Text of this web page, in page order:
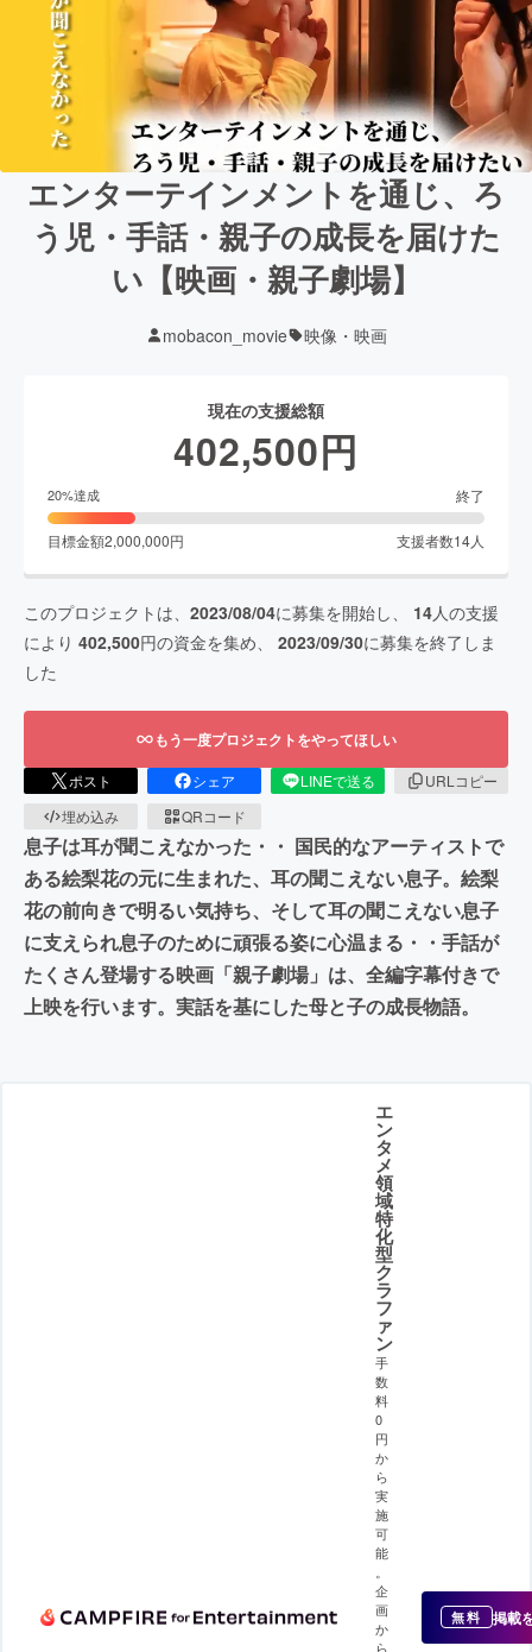
エンターテインメントを通じ、ろ
う児・手話・親子の成長を届けた
い【映画・親子劇場】
mobacon_movie 映像・映画
現在の支援総額
402,500円
20%達成 終了
目標金額2,000,000円 支援者数14人
このプロジェクトは、 2023/08/04に募集を開始し、 14人の支援
により 402,500円の資金を集め、 2023/09/30に募集を終了しま
した
もう一度プロジェクトをやってほしい
ポスト シェア LINEで送る
URLコピー
埋め込み
QRコード
息子は耳が聞こえなかった・・ 国民的なアーティストで
ある絵梨花の元に生まれた、耳の聞こえない息子。絵梨
花の前向きで明るい気持ち、そして耳の聞こえない息子
に支えられ息子のために頑張る姿に心温まる・・手話が
たくさん登場する映画「親子劇場」は、全編字幕付きで
上映を行います。実話を基にした母と子の成長物語。
エ
ン
タ
メ
領
域
特
化
型
ク
ラ
フ
ァ
ン
手
数
料
0
円
か
ら
実
施
可
能
企
画
か
ら
無料 掲載